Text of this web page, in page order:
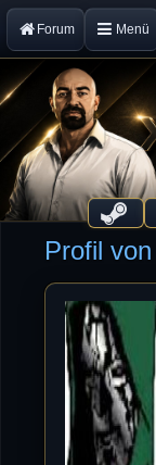
Forum Menü
Profil